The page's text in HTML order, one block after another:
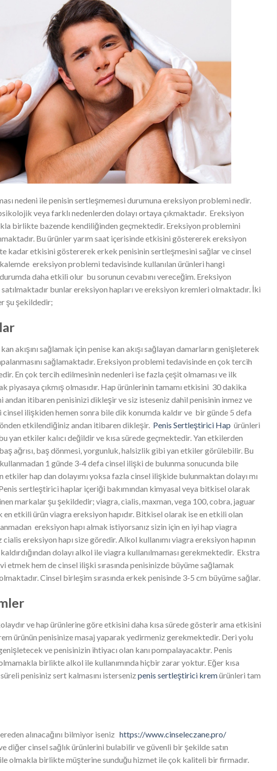
nedeni ile penisin sertleşmemesi durumuna ereksiyon problemi nedir.
veya farklı nedenlerden dolayı ortaya çıkmaktadır. Ereksiyon
birlikte bazende kendiliğinden geçmektedir. Ereksiyon problemini
Bu ürünler yarım saat içerisinde etkisini göstererek ereksiyon
kadar etkisini göstererek erkek penisinin sertleşmesini sağlar ve cinsel
ereksiyon problemi tedavisinde kullanılan ürünleri hangi
daha etkili olur bu sorunun cevabını vereceğim. Ereksiyon
bunlar ereksiyon hapları ve ereksiyon kremleri olmaktadır. İki
şu şekildedir;
akışını sağlamak için penise kan akışı sağlayan damarların genişleterek
sağlamaktadır. Ereksiyon problemi tedavisinde en çok tercih
En çok tercih edilmesinin nedenleri ise fazla çeşit olmaması ve ilk
piyasaya çıkmış olmasıdır. Hap ürünlerinin tamamı etkisini 30 dakika
itibaren penisinizi dikleşir ve siz isteseniz dahil penisinin inmez ve
ilişkiden hemen sonra bile dik konumda kaldır ve bir günde 5 defa
etkilendiğiniz andan itibaren dikleşir. Penis Sertleştirici Hap ürünleri
yan etkiler kalıcı değildir ve kısa sürede geçmektedir. Yan etkilerden
ağrısı, baş dönmesi, yorgunluk, halsizlik gibi yan etkiler görülebilir. Bu
1 günde 3-4 defa cinsel ilişki de bulunma sonucunda bile
hap dan dolayımı yoksa fazla cinsel ilişkide bulunmaktan dolayı mı
sertleştirici haplar içeriği bakımından kimyasal veya bitkisel olarak
markalar şu şekildedir; viagra, cialis, maxman, vega 100, cobra, jaguar
etkili ürün viagra ereksiyon hapıdır. Bitkisel olarak ise en etkili olan
ereksiyon hapı almak istiyorsanız sizin için en iyi hap viagra
ereksiyon hapı size göredir. Alkol kullanımı viagra ereksiyon hapının
dolayı alkol ile viagra kullanılmaması gerekmektedir. Ekstra
hem de cinsel ilişki sırasında penisinizde büyüme sağlamak
Cinsel birleşim sırasında erkek penisinde 3-5 cm büyüme sağlar.
ve hap ürünlerine göre etkisini daha kısa sürede gösterir ama etkisini
ürünün penisinize masaj yaparak yedirmeniz gerekmektedir. Deri yolu
ve penisinizin ihtiyacı olan kanı pompalayacaktır. Penis
birlikte alkol ile kullanımında hiçbir zarar yoktur. Eğer kısa
penisiniz sert kalmasını isterseniz penis sertleştirici kremürünleri tam
alınacağını bilmiyor iseniz https://www.cinseleczane.pro/
diğer cinsel sağlık ürünlerini bulabilir ve güvenli bir şekilde satın
olmakla birlikte müşterine sunduğu hizmet ile çok kaliteli bir firmadır.